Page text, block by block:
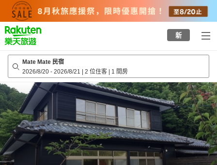
top
page
新
Mate Mate 民宿
2026/8/20 - 2026/8/21 | 2 位住客 | 1 間房